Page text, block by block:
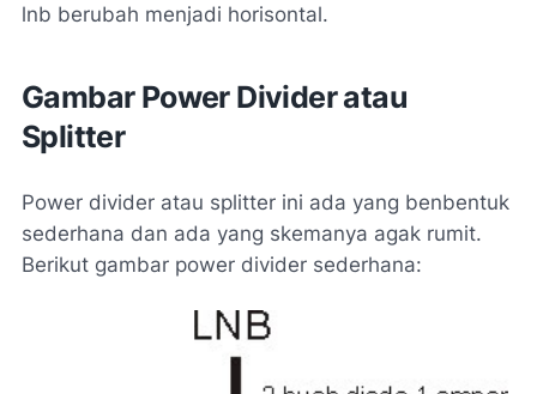
lnb berubah menjadi horisontal.
Gambar Power Divider atau
Splitter
Power divider atau splitter ini ada yang benbentuk
sederhana dan ada yang skemanya agak rumit.
Berikut gambar power divider sederhana: